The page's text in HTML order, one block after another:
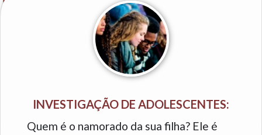
INVESTIGAÇÃO DE ADOLESCENTES:
Quem é o namorado da sua filha? Ele é